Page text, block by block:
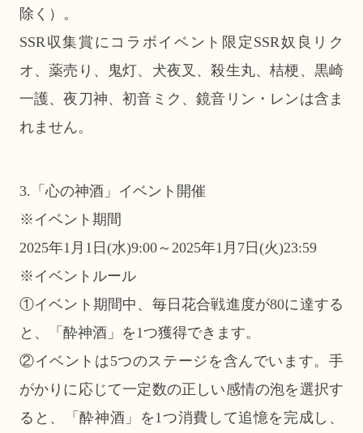
除く）。
SSR収集賞にコラボイベント限定SSR奴良リク
オ、薬売り、鬼灯、犬夜叉、殺生丸、桔梗、黒崎
一護、夜刀神、初音ミク、鏡音リン・レンは含ま
れません。
3.「心の神酒」イベント開催
※イベント期間
2025年1月1日(水)9:00～2025年1月7日(火)23:59
※イベントルール
①イベント期間中、毎日花合戦進度が80に達する
と、「酔神酒」を1つ獲得できます。
②イベントは5つのステージを含んでいます。手
がかりに応じて一定数の正しい感情の泡を選択す
ると、「酔神酒」を1つ消費して追憶を完成し、